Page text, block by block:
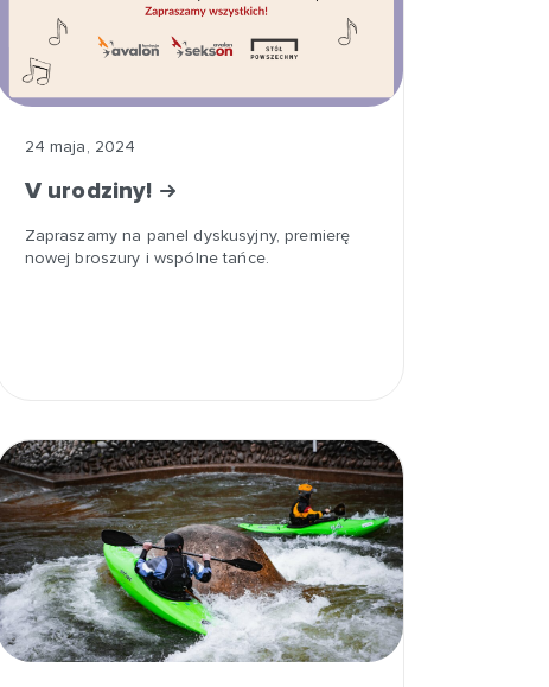
24 maja, 2024
V urodziny!
Zapraszamy na panel dyskusyjny, premierę
nowej broszury i wspólne tańce.